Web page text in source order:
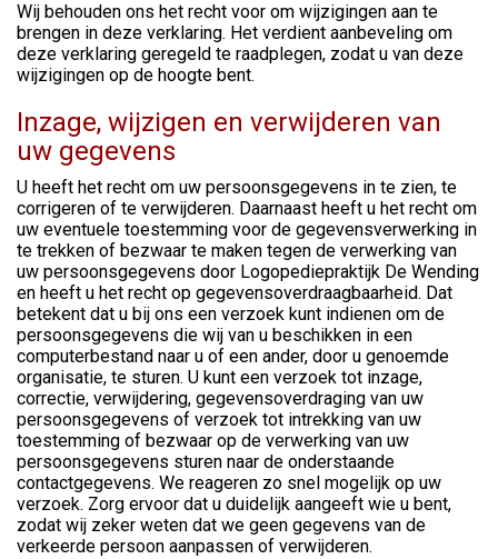
Wij behouden ons het recht voor om wijzigingen aan te
brengen in deze verklaring. Het verdient aanbeveling om
deze verklaring geregeld te raadplegen, zodat u van deze
wijzigingen op de hoogte bent.
Inzage, wijzigen en verwijderen van
uw gegevens
U heeft het recht om uw persoonsgegevens in te zien, te
corrigeren of te verwijderen. Daarnaast heeft u het recht om
uw eventuele toestemming voor de gegevensverwerking in
te trekken of bezwaar te maken tegen de verwerking van
uw persoonsgegevens door Logopediepraktijk De Wending
en heeft u het recht op gegevensoverdraagbaarheid. Dat
betekent dat u bij ons een verzoek kunt indienen om de
persoonsgegevens die wij van u beschikken in een
computerbestand naar u of een ander, door u genoemde
organisatie, te sturen. U kunt een verzoek tot inzage,
correctie, verwijdering, gegevensoverdraging van uw
persoonsgegevens of verzoek tot intrekking van uw
toestemming of bezwaar op de verwerking van uw
persoonsgegevens sturen naar de onderstaande
contactgegevens. We reageren zo snel mogelijk op uw
verzoek. Zorg ervoor dat u duidelijk aangeeft wie u bent,
zodat wij zeker weten dat we geen gegevens van de
verkeerde persoon aanpassen of verwijderen.